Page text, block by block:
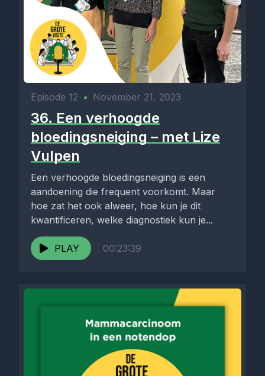
Episode 12 • November 21, 2023
36. Een verhoogde
bloedingsneiging – met Lize
Vulpen
Een verhoogde bloedingsneiging is een
aandoening die frequent voorkomt. Maar
hoe zat het ook alweer, hoe kun je dit
kwantificeren, welke diagnostiek kun je...
PLAY 00:23:39